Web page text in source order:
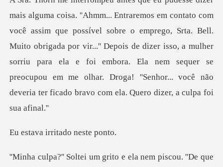
el sobre o emprego, Srta. Bell.
Muito obrigada por vir...'' Depois de dizer isso, a mulher
sorriu para ela e foi embora. Ela nem se
irritado n